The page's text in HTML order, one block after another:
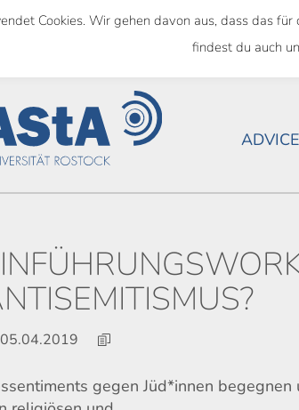
NATIONWIDE
ADVICE
05.04.2019
gegen Jüd*innen
Cookies. Wir gehen davon aus, dass das
findest du auch